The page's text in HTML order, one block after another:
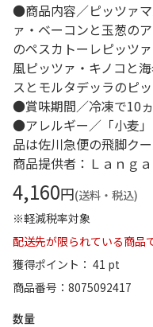
●商品内容／ピッツァ
ァ・ベーコンと玉葱の
のペスカトーレピッツ
風ピッツァ・キノコと
スとモルタデッラのピ
●賞味期間／冷凍で10
●アレルギー／「小麦
品は佐川急便の飛脚ク
商品提供者：Ｌａｎｇ
4,160円(送料・税込)
※軽減税率対象
配送先が限られている商品で
獲得ポイント： 41 pt
商品番号
8075092417
数量